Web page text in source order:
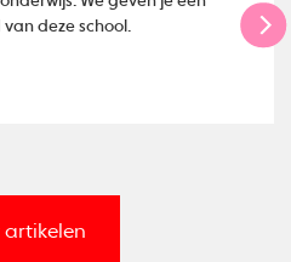
deze school.
artikelen